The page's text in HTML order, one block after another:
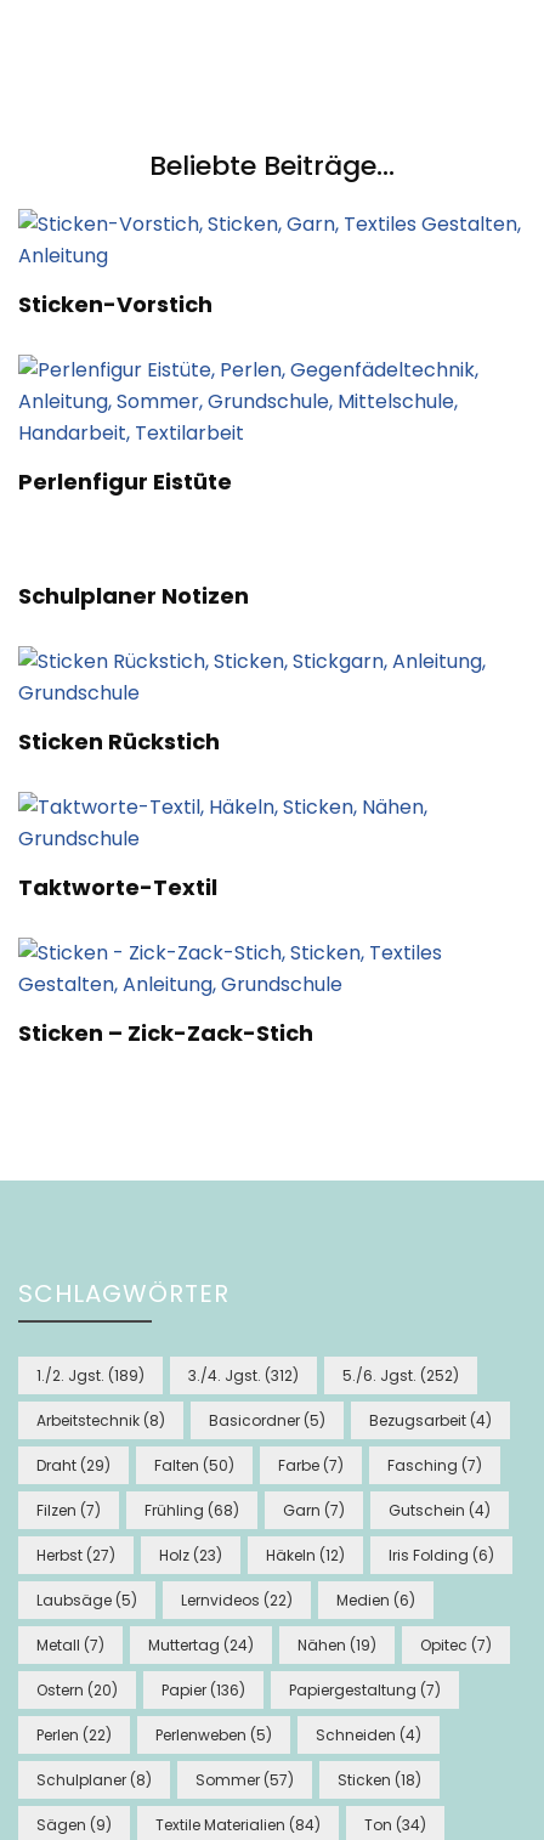
Beliebte Beiträge...
Sticken-Vorstich
Perlenfigur Eistüte
Schulplaner Notizen
Sticken Rückstich
Taktworte-Textil
Sticken – Zick-Zack-Stich
SCHLAGWÖRTER
1./2. Jgst. (189) 3./4. Jgst. (312) 5./6. Jgst. (252)
Arbeitstechnik (8) Basicordner (5) Bezugsarbeit (4)
Draht (29) Falten (50) Farbe (7) Fasching (7)
Filzen (7) Frühling (68) Garn (7) Gutschein (4)
Herbst (27) Holz (23) Häkeln (12) Iris Folding (6)
Laubsäge (5) Lernvideos (22) Medien (6)
Metall (7) Muttertag (24) Nähen (19) Opitec (7)
Ostern (20) Papier (136) Papiergestaltung (7)
Perlen (22) Perlenweben (5) Schneiden (4)
Schulplaner (8) Sommer (57) Sticken (18)
Sägen (9) Textile Materialien (84) Ton (34)